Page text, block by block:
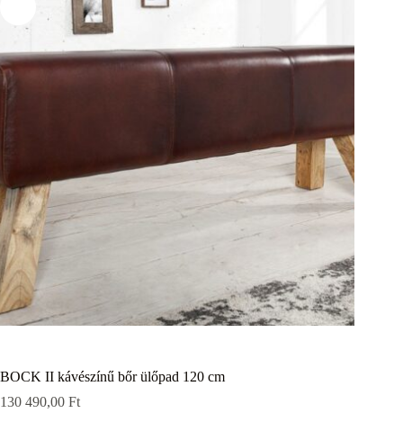
BOCK II kávészínű bőr ülőpad 120 cm
130 490,00 Ft